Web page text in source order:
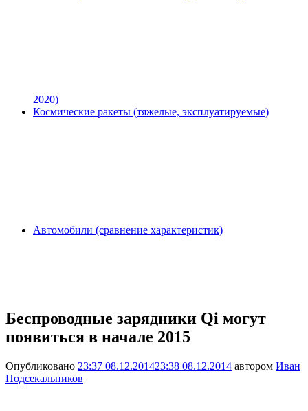
2020)
Космические ракеты (тяжелые, эксплуатируемые)
Автомобили (сравнение характеристик)
Беспроводные зарядники Qi могут
появиться в начале 2015
Опубликовано 23:37 08.12.201423:38 08.12.2014 автором Иван
Подсекальников